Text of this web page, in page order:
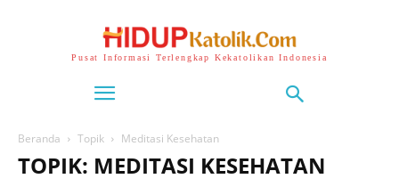
Pusat Informasi Terlengkap Kekatolikan Indonesia
Beranda Topik Meditasi Kesehatan
TOPIK: MEDITASI KESEHATAN